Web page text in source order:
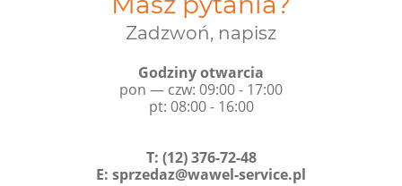
Zadzwoń, napisz
Godziny otwarcia
pon — czw: 09:00 - 17:00
pt: 08:00 - 16:00
T: (12) 376-72-48
E: sprzedaz@wawel-service.pl